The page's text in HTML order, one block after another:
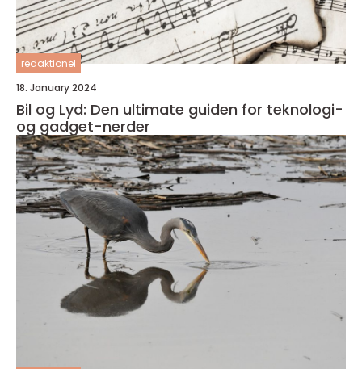
redaktionel
18. January 2024
Bil og Lyd: Den ultimate guiden for teknologi-
og gadget-nerder